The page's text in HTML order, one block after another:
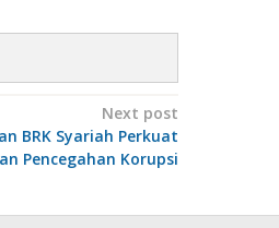
Next post
BRK Syariah Perkuat
Pencegahan Korupsi